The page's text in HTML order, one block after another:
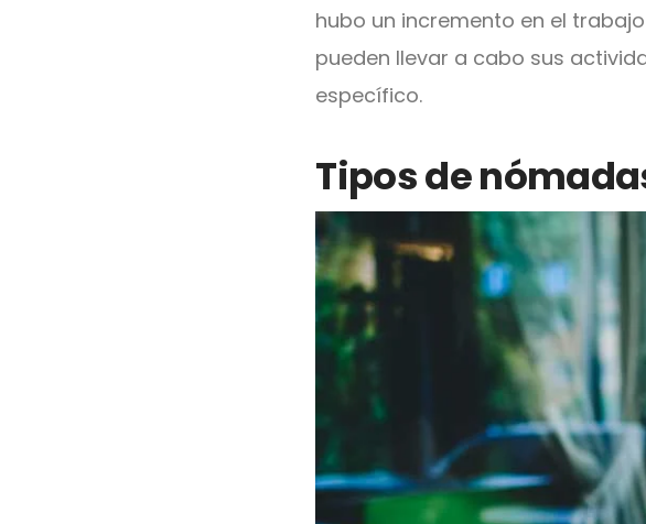
hubo un incremento en el
pueden llevar a cabo sus
específico.
Tipos de